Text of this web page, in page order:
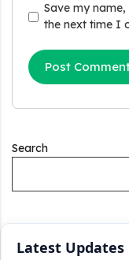
Save my
the next time I
Search
Latest Updates
सकते है 8 लाख तक
स्कीम के तहत
निर्माण लोन
Matrushakti